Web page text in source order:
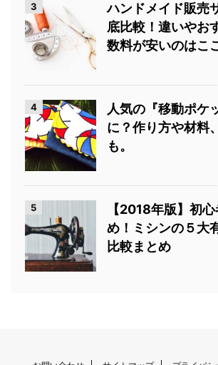
3
ハンドメイド販売
底比較！違いやお
数料が安いのはこ
4
人気の『移動ポケ
に？作り方や材料
も。
5
【2018年版】初
め！ミシンの５大
比較まとめ